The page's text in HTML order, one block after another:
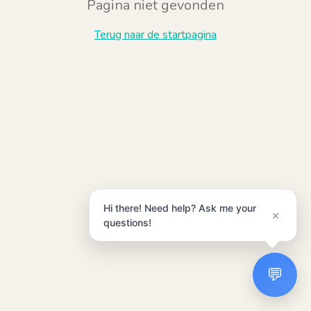
Pagina niet gevonden
Terug naar de startpagina
💬
Hi there! Need help? Ask me your
questions!
×